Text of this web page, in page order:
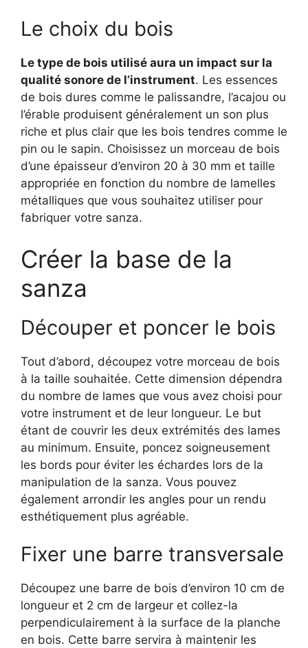
Le choix du bois
Le type de bois utilisé aura un impact sur la
qualité sonore de l’instrument. Les essences
de bois dures comme le palissandre, l’acajou ou
l’érable produisent généralement un son plus
riche et plus clair que les bois tendres comme le
pin ou le sapin. Choisissez un morceau de bois
d’une épaisseur d’environ 20 à 30 mm et taille
appropriée en fonction du nombre de lamelles
métalliques que vous souhaitez utiliser pour
fabriquer votre sanza.
Créer la base de la
sanza
Découper et poncer le bois
Tout d’abord, découpez votre morceau de bois
à la taille souhaitée. Cette dimension dépendra
du nombre de lames que vous avez choisi pour
votre instrument et de leur longueur. Le but
étant de couvrir les deux extrémités des lames
au minimum. Ensuite, poncez soigneusement
les bords pour éviter les échardes lors de la
manipulation de la sanza. Vous pouvez
également arrondir les angles pour un rendu
esthétiquement plus agréable.
Fixer une barre transversale
Découpez une barre de bois d’environ 10 cm de
longueur et 2 cm de largeur et collez-la
perpendiculairement à la surface de la planche
en bois. Cette barre servira à maintenir les